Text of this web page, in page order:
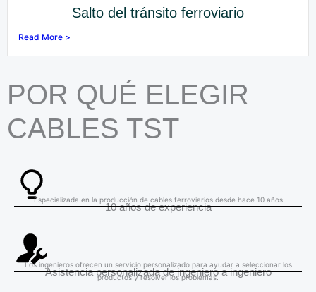
Salto del tránsito ferroviario
Read More >
POR QUÉ ELEGIR
CABLES TST
10 años de experiencia
Especializada en la producción de cables ferroviarios desde hace 10 años
Asistencia personalizada de ingeniero a ingeniero
Los ingenieros ofrecen un servicio personalizado para ayudar a seleccionar los
productos y resolver los problemas.